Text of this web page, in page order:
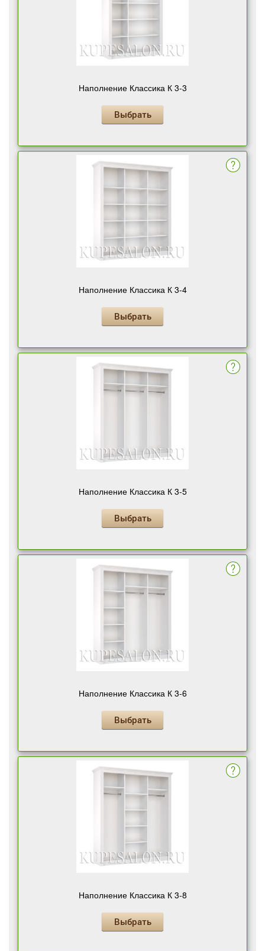
Наполнение Классика К 3-3
Выбрать
Наполнение Классика К 3-4
Выбрать
Наполнение Классика К 3-5
Выбрать
Наполнение Классика К 3-6
Выбрать
Наполнение Классика К 3-8
Выбрать